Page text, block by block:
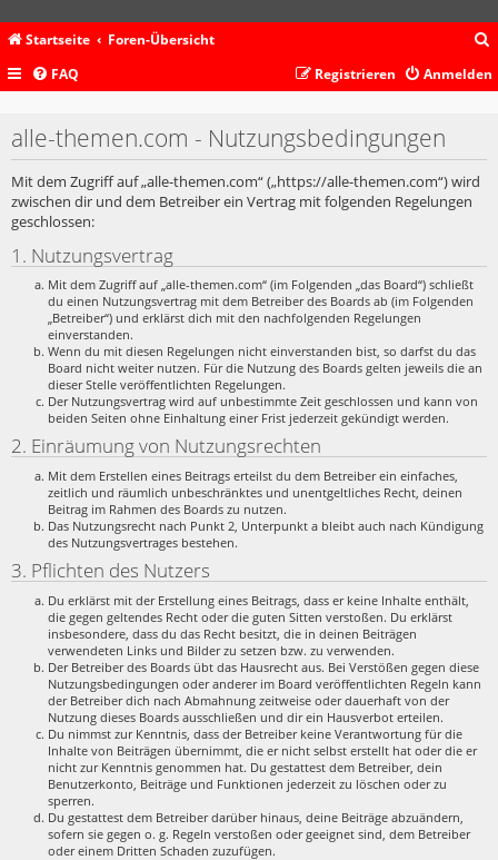
Startseite Foren-Übersicht
c
FAQ Anmelden
Registrieren
alle-themen.com - Nutzungsbedingungen
Mit dem Zugriff auf „alle-themen.com“ („https://alle-themen.com“) wird
zwischen dir und dem Betreiber ein Vertrag mit folgenden Regelungen
geschlossen:
1. Nutzungsvertrag
Mit dem Zugriff auf „alle-themen.com“ (im Folgenden „das Board“) schließt
du einen Nutzungsvertrag mit dem Betreiber des Boards ab (im Folgenden
„Betreiber“) und erklärst dich mit den nachfolgenden Regelungen
einverstanden.
Wenn du mit diesen Regelungen nicht einverstanden bist, so darfst du das
Board nicht weiter nutzen. Für die Nutzung des Boards gelten jeweils die an
dieser Stelle veröffentlichten Regelungen.
Der Nutzungsvertrag wird auf unbestimmte Zeit geschlossen und kann von
beiden Seiten ohne Einhaltung einer Frist jederzeit gekündigt werden.
2. Einräumung von Nutzungsrechten
Mit dem Erstellen eines Beitrags erteilst du dem Betreiber ein einfaches,
zeitlich und räumlich unbeschränktes und unentgeltliches Recht, deinen
Beitrag im Rahmen des Boards zu nutzen.
Das Nutzungsrecht nach Punkt 2, Unterpunkt a bleibt auch nach Kündigung
des Nutzungsvertrages bestehen.
3. Pflichten des Nutzers
Du erklärst mit der Erstellung eines Beitrags, dass er keine Inhalte enthält,
die gegen geltendes Recht oder die guten Sitten verstoßen. Du erklärst
insbesondere, dass du das Recht besitzt, die in deinen Beiträgen
verwendeten Links und Bilder zu setzen bzw. zu verwenden.
Der Betreiber des Boards übt das Hausrecht aus. Bei Verstößen gegen diese
Nutzungsbedingungen oder anderer im Board veröffentlichten Regeln kann
der Betreiber dich nach Abmahnung zeitweise oder dauerhaft von der
Nutzung dieses Boards ausschließen und dir ein Hausverbot erteilen.
Du nimmst zur Kenntnis, dass der Betreiber keine Verantwortung für die
Inhalte von Beiträgen übernimmt, die er nicht selbst erstellt hat oder die er
nicht zur Kenntnis genommen hat. Du gestattest dem Betreiber, dein
Benutzerkonto, Beiträge und Funktionen jederzeit zu löschen oder zu
sperren.
Du gestattest dem Betreiber darüber hinaus, deine Beiträge abzuändern,
sofern sie gegen o. g. Regeln verstoßen oder geeignet sind, dem Betreiber
oder einem Dritten Schaden zuzufügen.